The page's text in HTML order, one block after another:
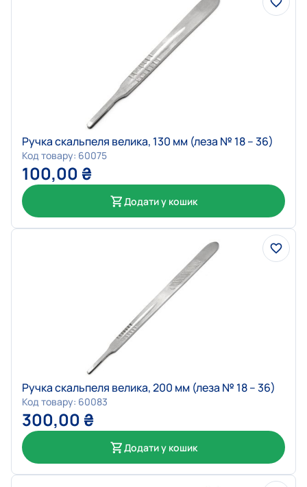
Ручка скальпеля велика, 130 мм (леза № 18 – 36)
Код товару: 60075
100,00 ₴
Додати у кошик
Ручка скальпеля велика, 200 мм (леза № 18 – 36)
Код товару: 60083
300,00 ₴
Додати у кошик